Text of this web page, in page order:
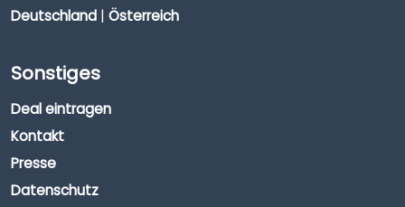
Deutschland | Österreich
Sonstiges
Deal eintragen
Kontakt
Presse
Datenschutz